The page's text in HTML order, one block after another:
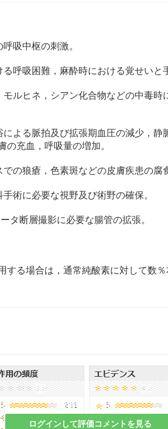
吸中枢の刺激。
呼吸困難，麻酔時における覚せいと
モルヒネ，シアン化合物などの中毒時
による脈拍及び拡張期血圧の減少，静
の充血，呼吸量の増加。
の狼瘡，色素斑などの皮膚疾患の腐
術に必要な視野及び術野の確保。
タ断層撮影に必要な腸管の拡張。
する場合は，通常純酸素に対して数％
いめまい，呼吸困難，嘔吐などの
こと。また，しばらく安静にさせるこ
意識を失ったときは，直ちに投与を
。
ログインして評価コメントを見る